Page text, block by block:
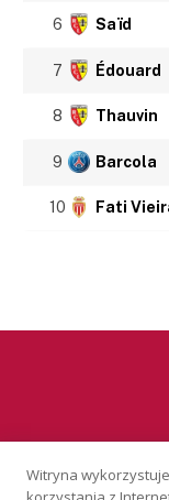
6 Saïd
7 Édouard
8 Thauvin
9 Barcola
10 Fati
Witryna